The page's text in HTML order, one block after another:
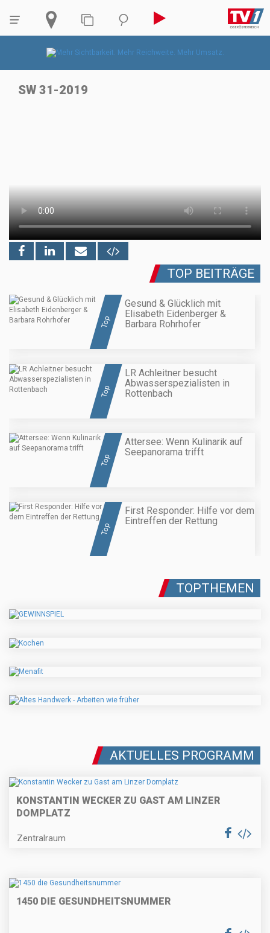
SW 31-2019
TOP BEITRÄGE
Top
Gesund & Glücklich mit
Elisabeth Eidenberger &
Barbara Rohrhofer
Top
LR Achleitner besucht
Abwasserspezialisten in
Rottenbach
Top
Attersee: Wenn Kulinarik auf
Seepanorama trifft
Top
First Responder: Hilfe vor dem
Eintreffen der Rettung
TOPTHEMEN
AKTUELLES PROGRAMM
KONSTANTIN WECKER ZU GAST AM LINZER
DOMPLATZ
Zentralraum
1450 DIE GESUNDHEITSNUMMER